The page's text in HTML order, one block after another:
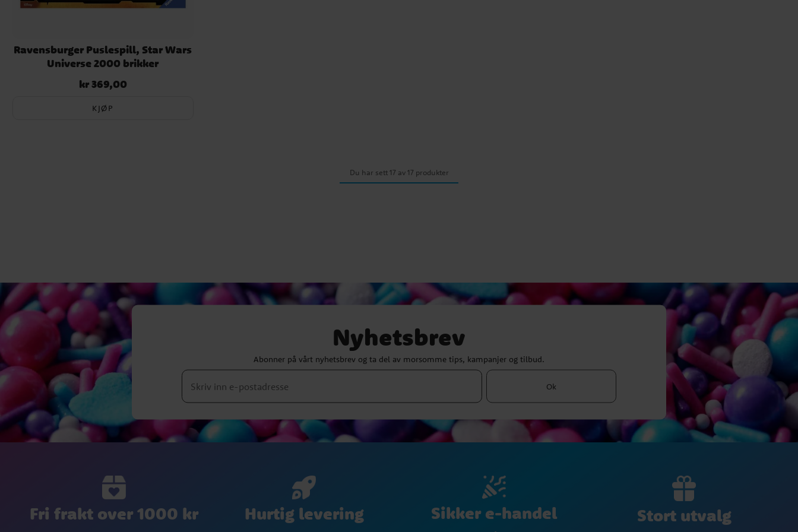
Ravensburger Puslespill, Star Wars
Universe 2000 brikker
Pris :kr 369,00
kr 369,00
KJØP
Du har sett 17 av 17 produkter
Nyhetsbrev
Abonner på vårt nyhetsbrev og ta del av morsomme tips, kampanjer og tilbud.
Ok
Fri frakt over 1000 kr Hurtig levering Sikker e-handel Stort utvalg